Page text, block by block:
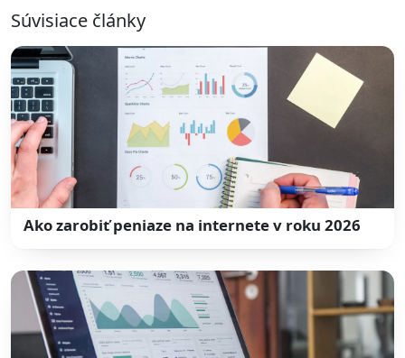
Súvisiace články
Ako zarobiť peniaze na internete v roku 2026